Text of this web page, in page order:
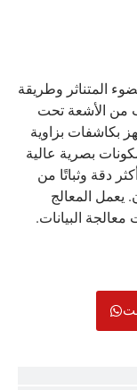
المتناثر وطريقة
من الأشعة تحت
بكاشفات بزاوية
ومكونات بصرية عالية
دقة وثباتًا من
يعمل المعالج
البيانات.